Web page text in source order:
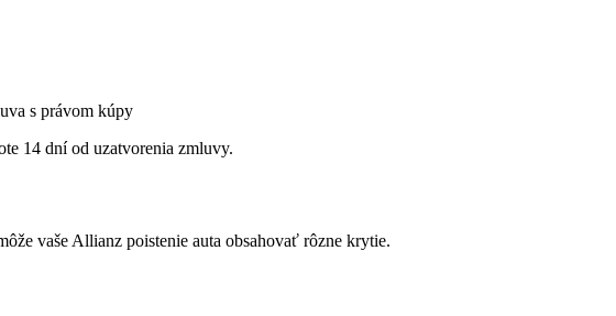
s právom kúpy
14 dní od uzatvorenia zmluvy.
vaše Allianz poistenie auta obsahovať rôzne krytie.